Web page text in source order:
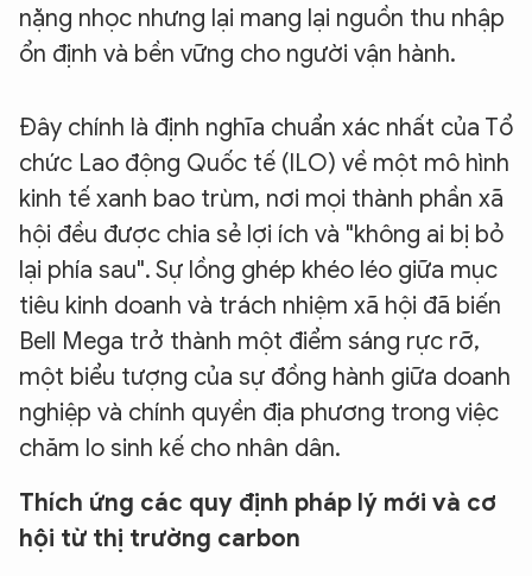
nặng nhọc nhưng lại mang lại nguồn thu nhập
ổn định và bền vững cho người vận hành.
Đây chính là định nghĩa chuẩn xác nhất của Tổ
chức Lao động Quốc tế (ILO) về một mô hình
kinh tế xanh bao trùm, nơi mọi thành phần xã
hội đều được chia sẻ lợi ích và "không ai bị bỏ
lại phía sau". Sự lồng ghép khéo léo giữa mục
tiêu kinh doanh và trách nhiệm xã hội đã biến
Bell Mega trở thành một điểm sáng rực rỡ,
một biểu tượng của sự đồng hành giữa doanh
nghiệp và chính quyền địa phương trong việc
chăm lo sinh kế cho nhân dân.
Thích ứng các quy định pháp lý mới và cơ
hội từ thị trường carbon
XIN CHÀO,
TÔI LÀ CHATBOT CỦA